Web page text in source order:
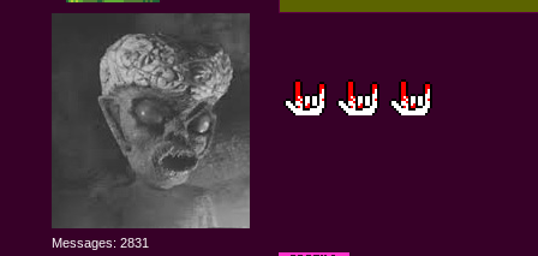
Messages: 2831